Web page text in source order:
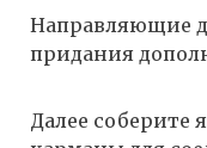
Направляющие
придания
Далее соберите